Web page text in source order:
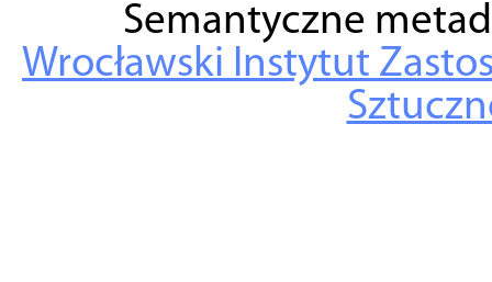
Semantyczne
Wrocławski Instytut